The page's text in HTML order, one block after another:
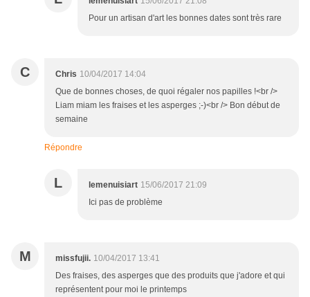
Pour un artisan d'art les bonnes dates sont très rare
C Chris 10/04/2017 14:04
Que de bonnes choses, de quoi régaler nos papilles !<br />
Liam miam les fraises et les asperges ;-)<br /> Bon début de
semaine
Répondre
L lemenuisiart 15/06/2017 21:09
Ici pas de problème
M missfujii. 10/04/2017 13:41
Des fraises, des asperges que des produits que j'adore et qui
représentent pour moi le printemps